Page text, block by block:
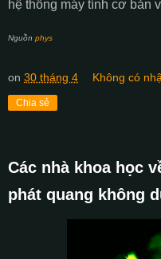
hệ thống máy tính cơ bản
Nguồn phys
on 30 tháng 4 Không có
Chia sẻ
Các nhà khoa học
phát quang không